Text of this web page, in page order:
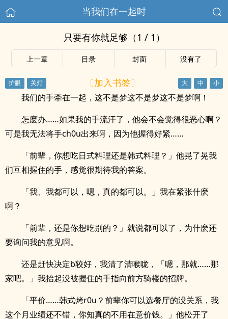
当我们在一起时
只要有你就足够（1 / 1）
上一章 目录 封面 没有了
〔加入书签〕
我们的手牵在一起，这不是梦这不是梦这不是梦啊！
怎麽办……如果我的手流汗了，他会不会觉得很恶心啊？
可是我无法将手ch0u出来啊，因为他握得好紧……
「前辈，你想吃日式料理还是韩式料理？」他晃了晃我
们互相握住的手，感觉很期待我的答案。
「我、我都可以，嗯，真的都可以。」我在紧张什麽
啊？
「前辈，还是你想吃别的？」就说都可以了，为什麽还
要询问我的意见啊。
还是赶快决定b较好，我清了清喉咙，「嗯，那就……那
家吧。」我抬起没被握住的手指向前方骑楼的招牌。
「平价……韩式烤r0u？前辈你可以选餐厅的没关系，我
这个月业绩还不错，你知真的不用在意价钱。」他松开了